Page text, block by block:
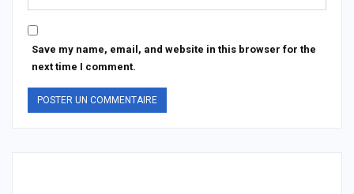
Save my name, email, and website in this browser for the
next time I comment.